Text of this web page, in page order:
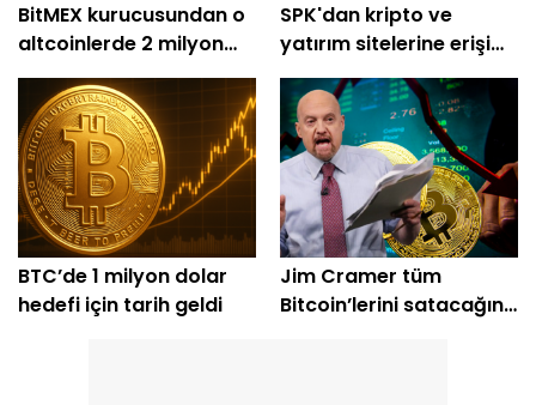
BitMEX kurucusundan o
altcoinlerde 2 milyon
dolarlık alım
SPK'dan kripto ve
yatırım sitelerine erişim
engeli
BTC’de 1 milyon dolar
hedefi için tarih geldi
Jim Cramer tüm
Bitcoin’lerini satacağını